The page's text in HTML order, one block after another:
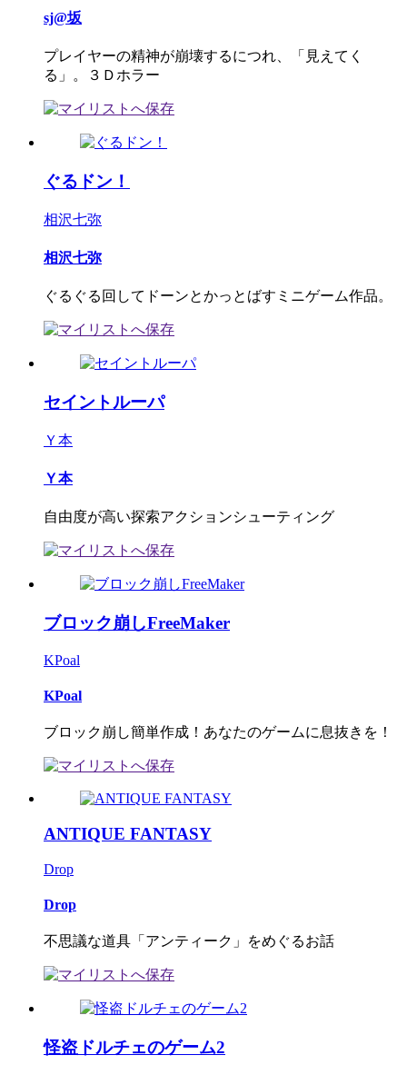
sj@坂
プレイヤーの精神が崩壊するにつれ、「見えてく
る」。３Ｄホラー
ぐるドン！
相沢七弥
相沢七弥
ぐるぐる回してドーンとかっとばすミニゲーム作品。
セイントルーパ
Ｙ本
Ｙ本
自由度が高い探索アクションシューティング
ブロック崩しFreeMaker
KPoal
KPoal
ブロック崩し簡単作成！あなたのゲームに息抜きを！
ANTIQUE FANTASY
Drop
Drop
不思議な道具「アンティーク」をめぐるお話
怪盗ドルチェのゲーム2